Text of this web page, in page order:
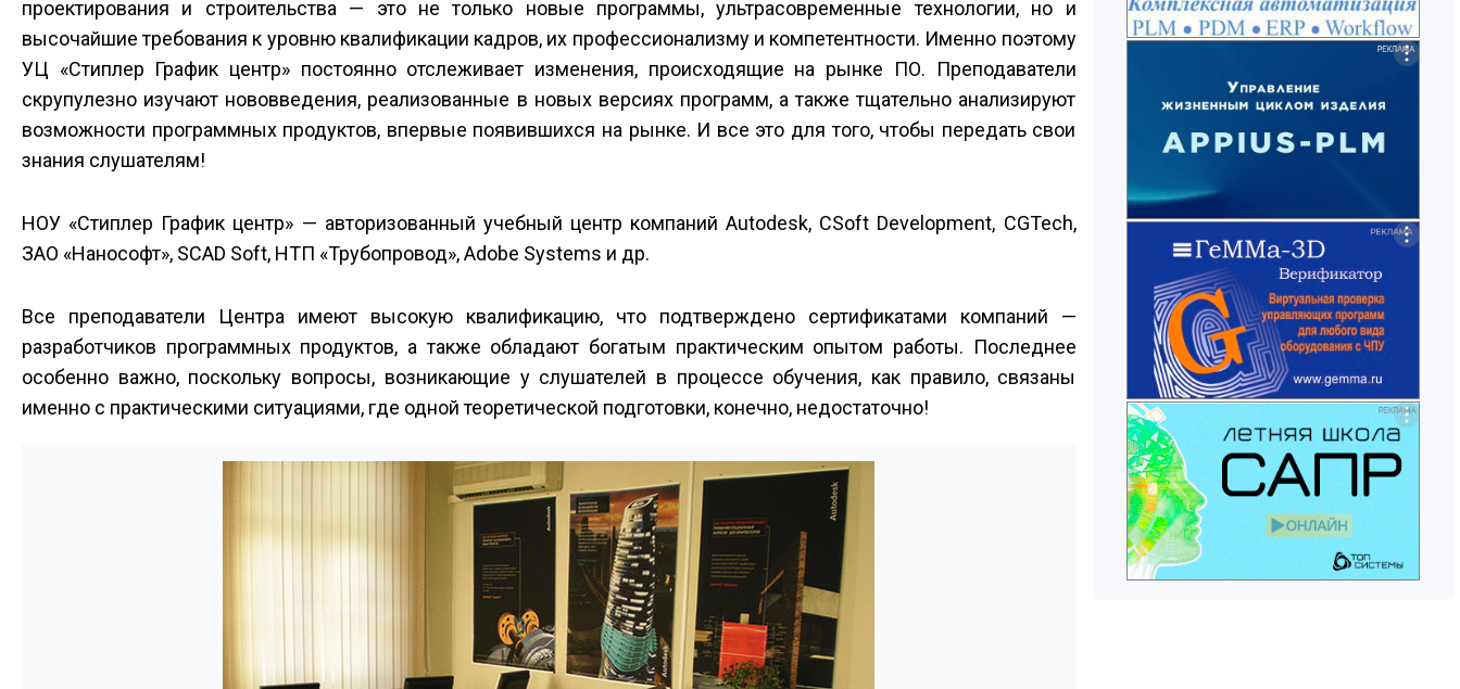
проектирования и строительства — это не только новые программы, ультрасовременные технологии, но и
высочайшие требования к уровню квалификации кадров, их профессионализму и компетентности. Именно поэтому
УЦ «Стиплер График центр» постоянно отслеживает изменения, происходящие на рынке ПО. Преподаватели
скрупулезно изучают нововведения, реализованные в новых версиях программ, а также тщательно анализируют
возможности программных продуктов, впервые появившихся на рынке. И все это для того, чтобы передать свои
знания слушателям!
НОУ «Стиплер График центр» — авторизованный учебный центр компаний Autodesk, CSoft Development, CGTech,
ЗАО «Нанософт», SCAD Soft, НТП «Трубопровод», Adobe Systems и др.
Все преподаватели Центра имеют высокую квалификацию, что подтверждено сертификатами компаний —
разработчиков программных продуктов, а также обладают богатым практическим опытом работы. Последнее
особенно важно, поскольку вопросы, возникающие у слушателей в процессе обучения, как правило, связаны
именно с практическими ситуациями, где одной теоретической подготовки, конечно, недостаточно!